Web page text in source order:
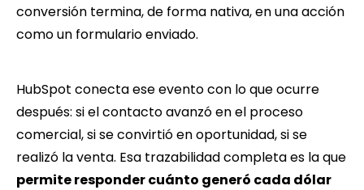
conversión termina, de forma nativa, en una acción
como un formulario enviado.
HubSpot conecta ese evento con lo que ocurre
después: si el contacto avanzó en el proceso
comercial, si se convirtió en oportunidad, si se
realizó la venta. Esa trazabilidad completa es la que
permite responder cuánto generó cada dólar